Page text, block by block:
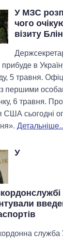
У МЗС
чого
візиту
в
5 травня.
з першими
6 травня.
США сьогодні
У
служба